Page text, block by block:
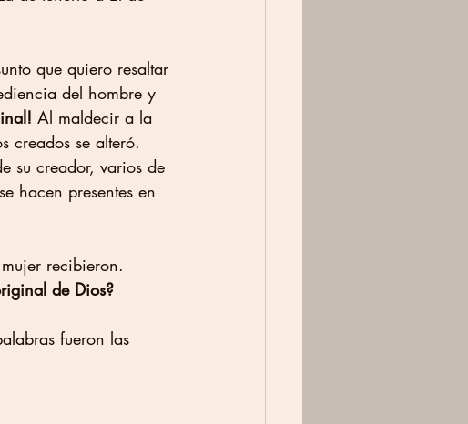
que quiero resaltar
del hombre y
Al maldecir a la
creados se alteró.
su creador, varios de
hacen presentes en
recibieron.
de Dios?
fueron las